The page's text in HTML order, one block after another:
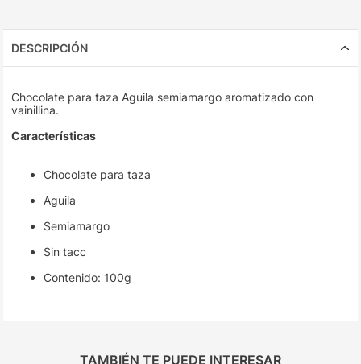
DESCRIPCIÓN
Chocolate para taza Aguila semiamargo aromatizado con
vainillina.
Características
Chocolate para taza
Aguila
Semiamargo
Sin tacc
Contenido: 100g
TAMBIÉN TE PUEDE INTERESAR